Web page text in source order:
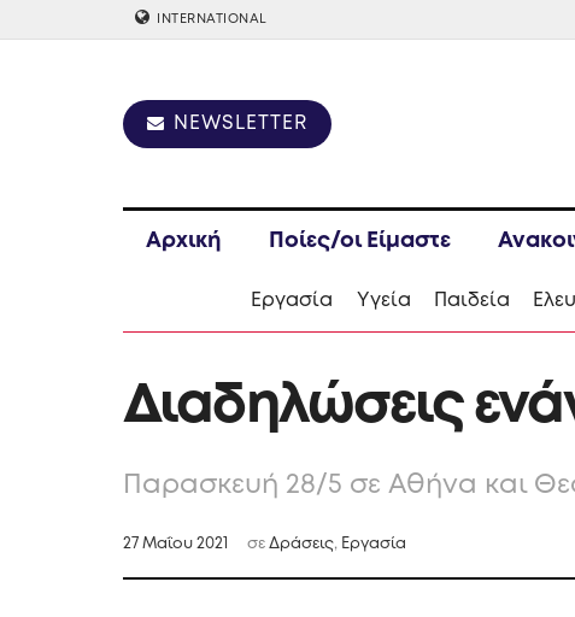
INTERNATIONAL
NEWSLETTER
Αρχική Ποίες/οι Είμαστε
Εργασία Υγεία Παιδεία
Διαδηλώσεις
Παρασκευή 28/5 σε Αθήνα και
27 Μαΐου 2021 σε Δράσεις, Εργασία